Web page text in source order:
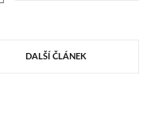
DALŠÍ ČLÁNEK